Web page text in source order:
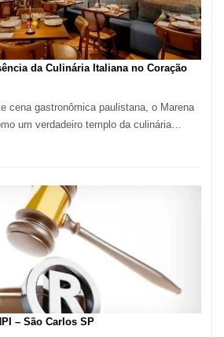
Ideal
para
sua
Pizzaria
da Culinária Italiana no Coração
cena gastronômica paulistana, o Marena
um verdadeiro templo da culinária…
– São Carlos SP